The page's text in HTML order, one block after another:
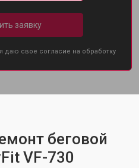
заявку
даю свое согласие на обработку
беговой
VF-730